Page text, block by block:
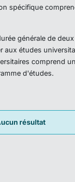
spécifique
générale de
aux études
comprend
d'études.
résultat